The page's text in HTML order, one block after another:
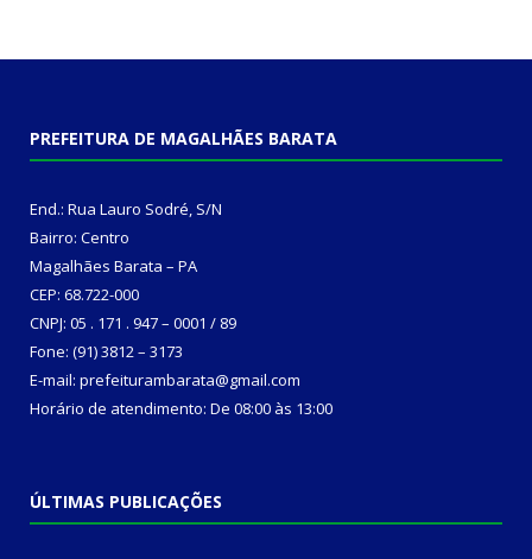
PREFEITURA DE MAGALHÃES BARATA
End.: Rua Lauro Sodré, S/N
Bairro: Centro
Magalhães Barata – PA
CEP: 68.722-000
CNPJ: 05 . 171 . 947 – 0001 / 89
Fone: (91) 3812 – 3173
E-mail: prefeiturambarata@gmail.com
Horário de atendimento: De 08:00 às 13:00
ÚLTIMAS PUBLICAÇÕES